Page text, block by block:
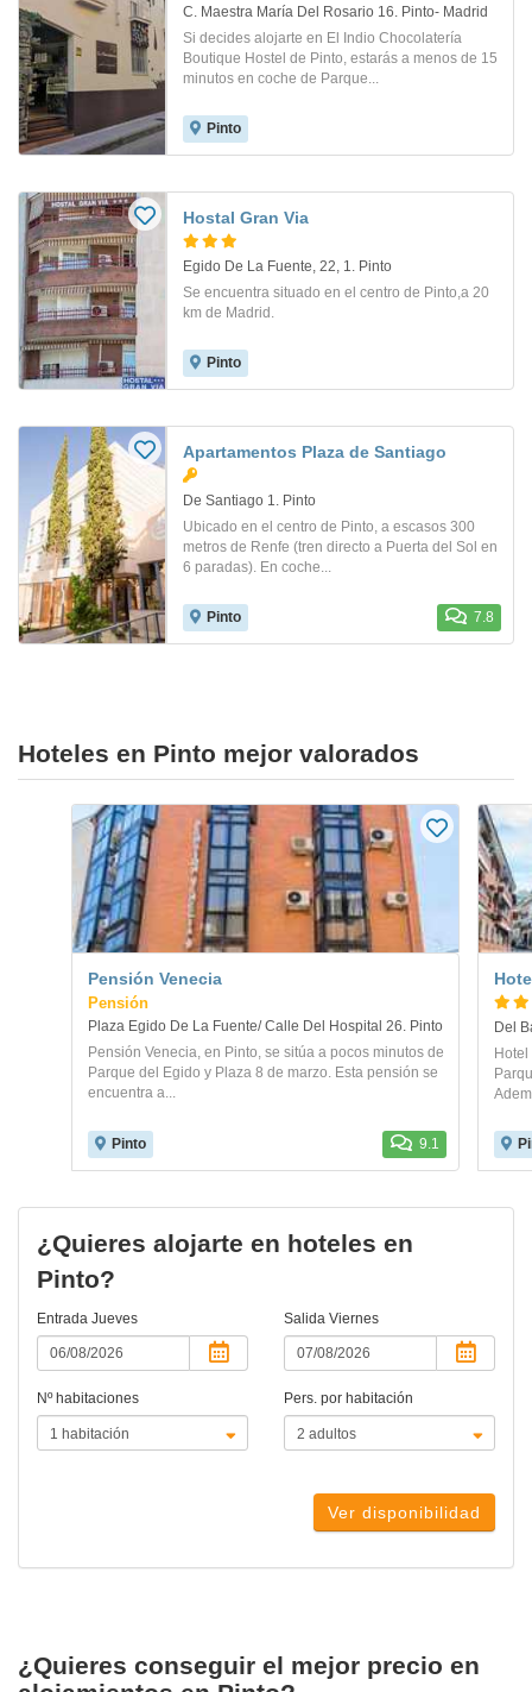
C. Maestra María Del Rosario 16. Pinto- Madrid
Si decides alojarte en El Indio Chocolatería
Boutique Hostel de Pinto, estarás a menos de 15
minutos en coche de Parque...
Pinto
Hostal Gran Via
Egido De La Fuente, 22, 1. Pinto
Se encuentra situado en el centro de Pinto,a 20
km de Madrid.
Pinto
Apartamentos Plaza de Santiago
De Santiago 1. Pinto
Ubicado en el centro de Pinto, a escasos 300
metros de Renfe (tren directo a Puerta del Sol en
6 paradas). En coche...
Pinto 7.8
Hoteles en Pinto mejor valorados
Pensión Venecia
Pensión
Plaza Egido De La Fuente/ Calle Del Hospital 26. Pinto
Pensión Venecia, en Pinto, se sitúa a pocos minutos de
Parque del Egido y Plaza 8 de marzo. Esta pensión se
encuentra a...
Pinto 9.1
Del
¿Quieres alojarte en hoteles en
Pinto?
Entrada Jueves Salida Viernes
Nº habitaciones Pers. por habitación
Ver disponibilidad
¿Quieres conseguir el mejor precio en